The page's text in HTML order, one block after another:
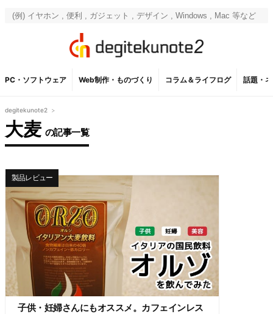
PC・ソフトウェア Web制作・ものづくり コラム＆ライフログ 話題・
degitekunote2 >
大麦 の記事一覧
子供・妊婦さんにもオススメ。カフェインレス
製品レビュー